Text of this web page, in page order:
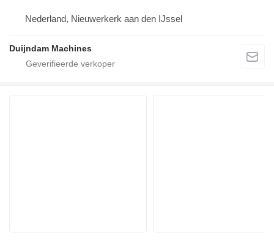
Nederland, Nieuwerkerk aan den IJssel
Duijndam Machines